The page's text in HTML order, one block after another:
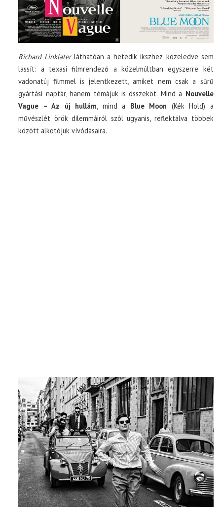
Richard Linklaterláthatóan a hetedik ikszhez közeledve sem
lassít: a texasi filmrendező a közelmúltban egyszerre két
vadonatúj filmmel is jelentkezett, amiket nem csak a sűrű
gyártási naptár, hanem témájuk is összeköt. Mind a Nouvelle
Vague – Az új hullám, mind a Blue Moon (Kék Hold) a
művészlét örök dilemmáiról szól ugyanis, reflektálva többek
között alkotójuk vívódásaira.